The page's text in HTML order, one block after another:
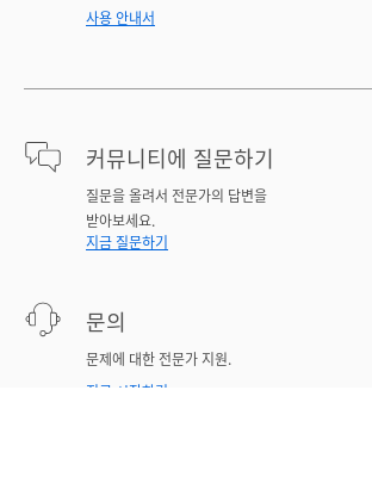
사용 안내서
커뮤니티에 질문하기
질문을 올려서 전문가의 답변을
받아보세요.
지금 질문하기
문의
문제에 대한 전문가 지원.
지금 시작하기